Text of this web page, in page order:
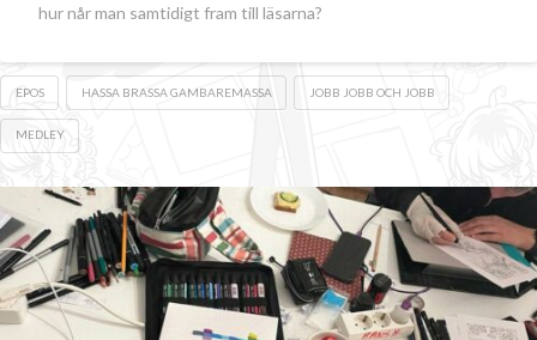
hur når man samtidigt fram till läsarna?
EPOS HASSA BRASSA GAMBAREMASSA JOBB JOBB OCH JOBB
MEDLEY